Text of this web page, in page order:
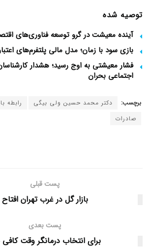
توصیه شده
آینده معیشت در گرو توسعه فناوری‌های
بازی سود با زمان؛ مدل مالی پلتفرم‌های
فشار معیشتی به اوج رسید؛ هشدار
اجتماعی بحران
برچسب: دکتر محمد حسین ولی بیگی
رابطه
صادرات
پست قبلی
بازار گل در غرب تهران
پست بعدی
برای انتخاب درمانگر وقت کافی